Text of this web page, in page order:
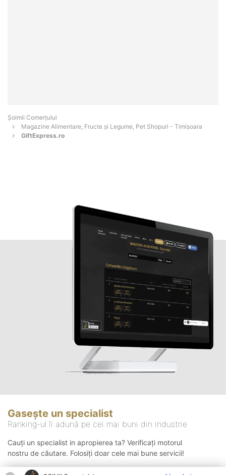
Șoimii Comerțului
Magazine Alimentare, Fructe și Legume, Pet Shopuri - Timişoara
GiftExpress.ro
Gasește un specialist
Ranking-ul îi adună pe cei mai buni din industrie
Cauți un specialist in apropierea ta? Verificați motorul
nostru de căutare. Folosiți doar cele mai bune servicii!